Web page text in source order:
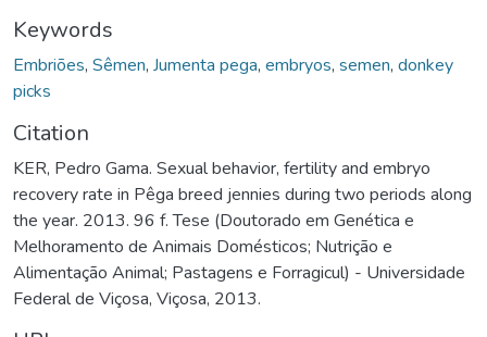
Keywords
Embriões, Sêmen, Jumenta pega, embryos, semen, donkey
picks
Citation
KER, Pedro Gama. Sexual behavior, fertility and embryo
recovery rate in Pêga breed jennies during two periods along
the year. 2013. 96 f. Tese (Doutorado em Genética e
Melhoramento de Animais Domésticos; Nutrição e
Alimentação Animal; Pastagens e Forragicul) - Universidade
Federal de Viçosa, Viçosa, 2013.